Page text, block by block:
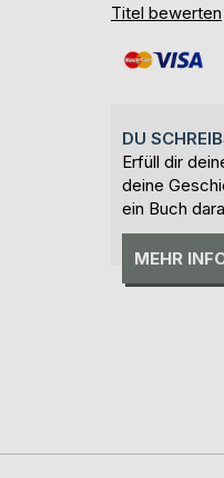
Titel bewerten
DU
Erfüll dir
deine
ein Buch
MEHR